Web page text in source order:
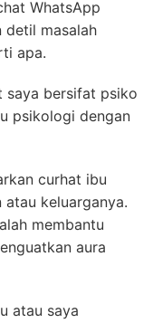
WhatsApp
detil masalah
apa.
saya bersifat psiko
psikologi dengan
curhat ibu
keluarganya.
membantu
aura
atau saya